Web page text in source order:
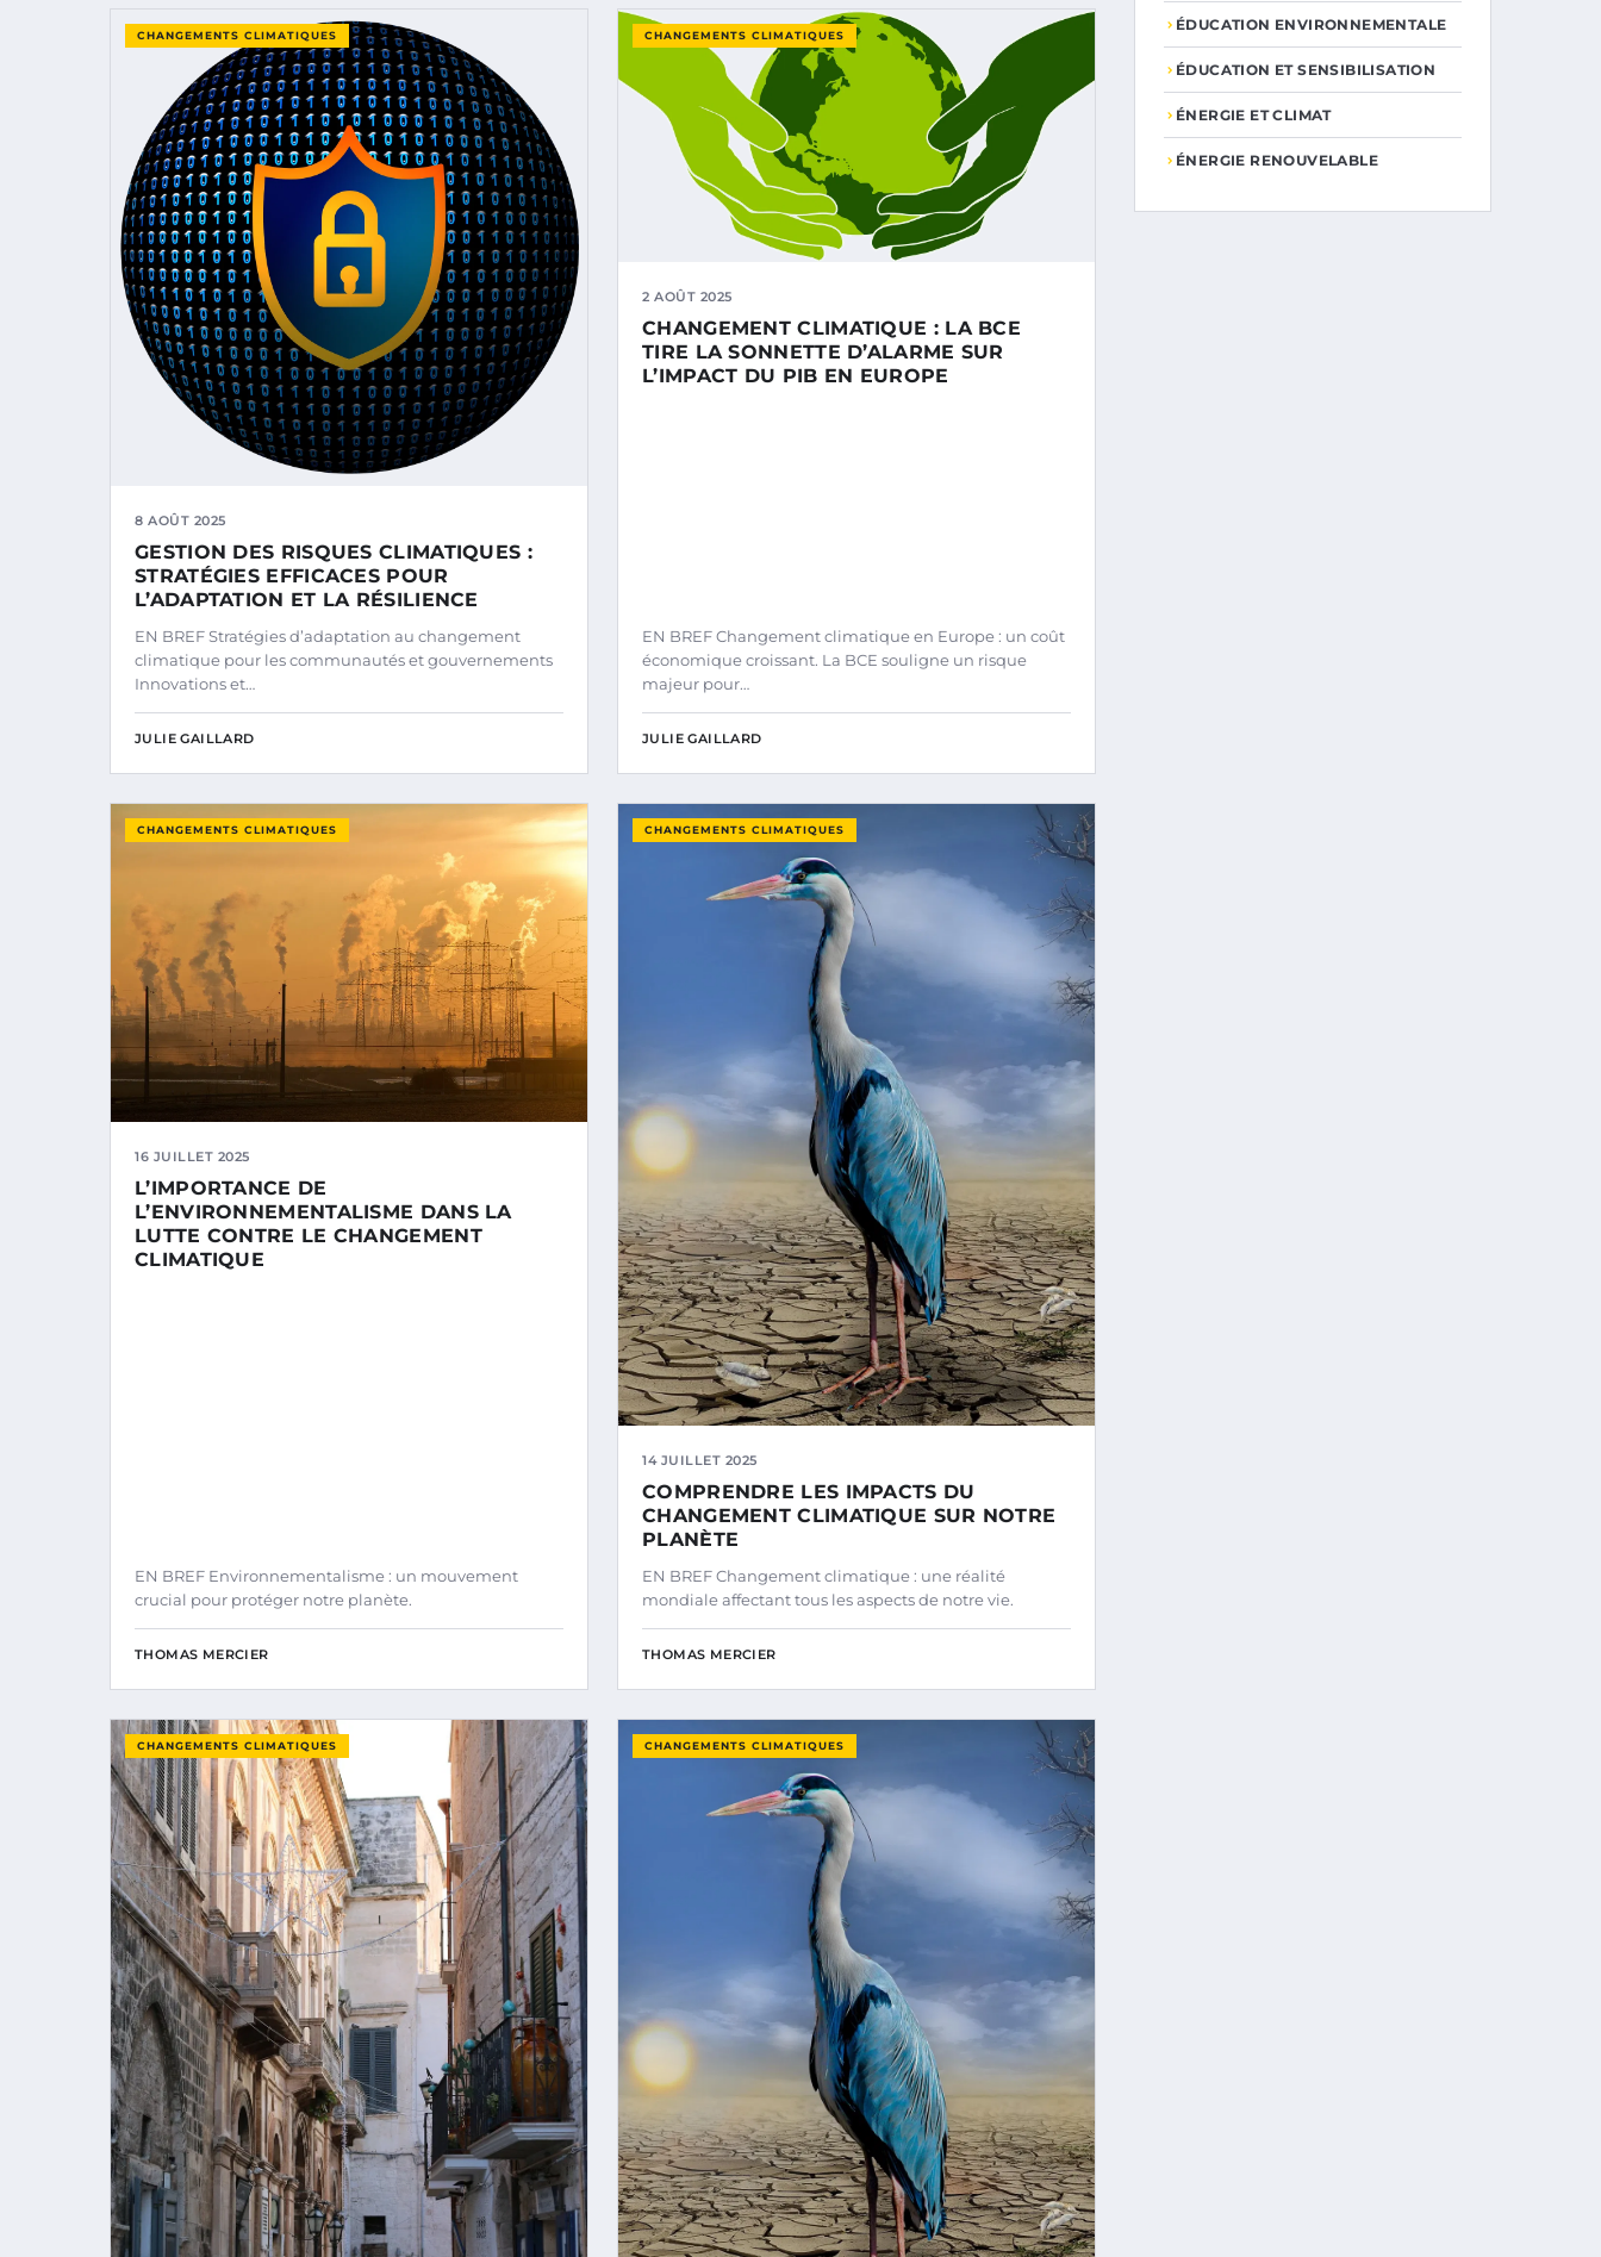
CHANGEMENTS CLIMATIQUES
8 AOÛT 2025
GESTION DES RISQUES CLIMATIQUES :
STRATÉGIES EFFICACES POUR
L’ADAPTATION ET LA RÉSILIENCE
EN BREF Stratégies d’adaptation au changement
climatique pour les communautés et gouvernements
Innovations et…
JULIE GAILLARD
CHANGEMENTS CLIMATIQUES
2 AOÛT 2025
CHANGEMENT CLIMATIQUE : LA BCE
TIRE LA SONNETTE D’ALARME SUR
L’IMPACT DU PIB EN EUROPE
EN BREF Changement climatique en Europe : un coût
économique croissant. La BCE souligne un risque
majeur pour…
JULIE GAILLARD
CHANGEMENTS CLIMATIQUES
16 JUILLET 2025
L’IMPORTANCE DE
L’ENVIRONNEMENTALISME DANS LA
LUTTE CONTRE LE CHANGEMENT
CLIMATIQUE
EN BREF Environnementalisme : un mouvement
crucial pour protéger notre planète.
THOMAS MERCIER
CHANGEMENTS CLIMATIQUES
14 JUILLET 2025
COMPRENDRE LES IMPACTS DU
CHANGEMENT CLIMATIQUE SUR NOTRE
PLANÈTE
EN BREF Changement climatique : une réalité
mondiale affectant tous les aspects de notre vie.
THOMAS MERCIER
CHANGEMENTS CLIMATIQUES CHANGEMENTS CLIMATIQUES
ÉDUCATION ENVIRONNEMENTALE
ÉDUCATION ET SENSIBILISATION
ÉNERGIE ET CLIMAT
ÉNERGIE RENOUVELABLE